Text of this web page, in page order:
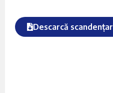
Descarcă scandențar